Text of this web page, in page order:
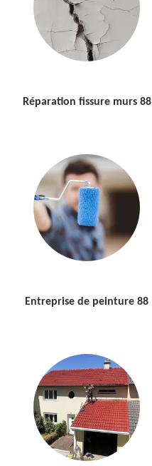
Réparation fissure murs 88
Entreprise de peinture 88